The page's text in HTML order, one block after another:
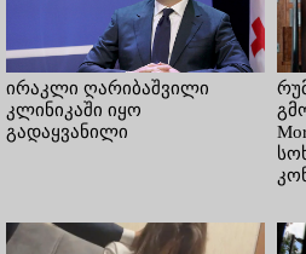
ირაკლი ღარიბაშვილი
კლინიკაში იყო
გადაყვანილი